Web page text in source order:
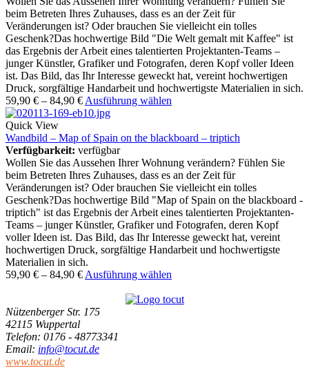
beim Betreten Ihres Zuhauses, dass es an der Zeit für
Veränderungen ist? Oder brauchen Sie vielleicht ein tolles
Geschenk?Das hochwertige Bild "Die Welt gemalt mit Kaffee" ist
das Ergebnis der Arbeit eines talentierten Projektanten-Teams –
junger Künstler, Grafiker und Fotografen, deren Kopf voller Ideen
ist. Das Bild, das Ihr Interesse geweckt hat, vereint hochwertigen
Druck, sorgfältige Handarbeit und hochwertigste Materialien in sich.
59,90 € – 84,90 € Ausführung wählen
Quick View
Wandbild – Map of Spain on the blackboard – triptich
Verfügbarkeit: verfügbar
Wollen Sie das Aussehen Ihrer Wohnung verändern? Fühlen Sie
beim Betreten Ihres Zuhauses, dass es an der Zeit für
Veränderungen ist? Oder brauchen Sie vielleicht ein tolles
Geschenk?Das hochwertige Bild "Map of Spain on the blackboard -
triptich" ist das Ergebnis der Arbeit eines talentierten Projektanten-
Teams – junger Künstler, Grafiker und Fotografen, deren Kopf
voller Ideen ist. Das Bild, das Ihr Interesse geweckt hat, vereint
hochwertigen Druck, sorgfältige Handarbeit und hochwertigste
Materialien in sich.
59,90 € – 84,90 € Ausführung wählen
Nützenberger Str. 175
42115 Wuppertal
Telefon: 0176 - 48773341
Email: info@tocut.de
www.tocut.de